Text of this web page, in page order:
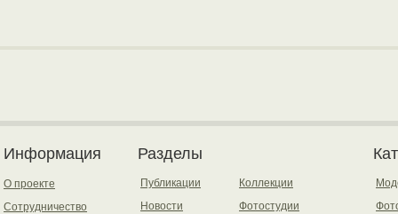
Информация
О проекте
Сотрудничество
Разделы
Публикации
Новости
Коллекции
Фотостудии